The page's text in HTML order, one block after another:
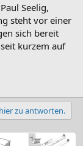
Seelig,
steht vor einer
sich bereit
kurzem auf
zu antworten.